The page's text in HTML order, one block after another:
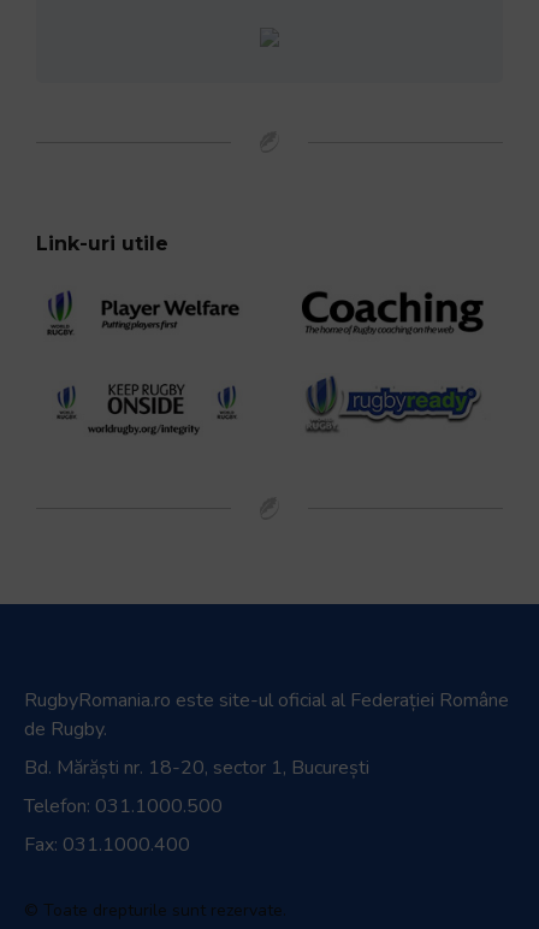
Link-uri utile
RugbyRomania.ro este site-ul oficial al Federației Române
de Rugby.
Bd. Mărăști nr. 18-20, sector 1, București
Telefon: 031.1000.500
Fax: 031.1000.400
© Toate drepturile sunt rezervate.